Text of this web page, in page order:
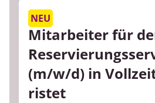
Servicekraft
Sozialdienst
NEU
Mitarbeiter für
(m/w/d) in
ristet